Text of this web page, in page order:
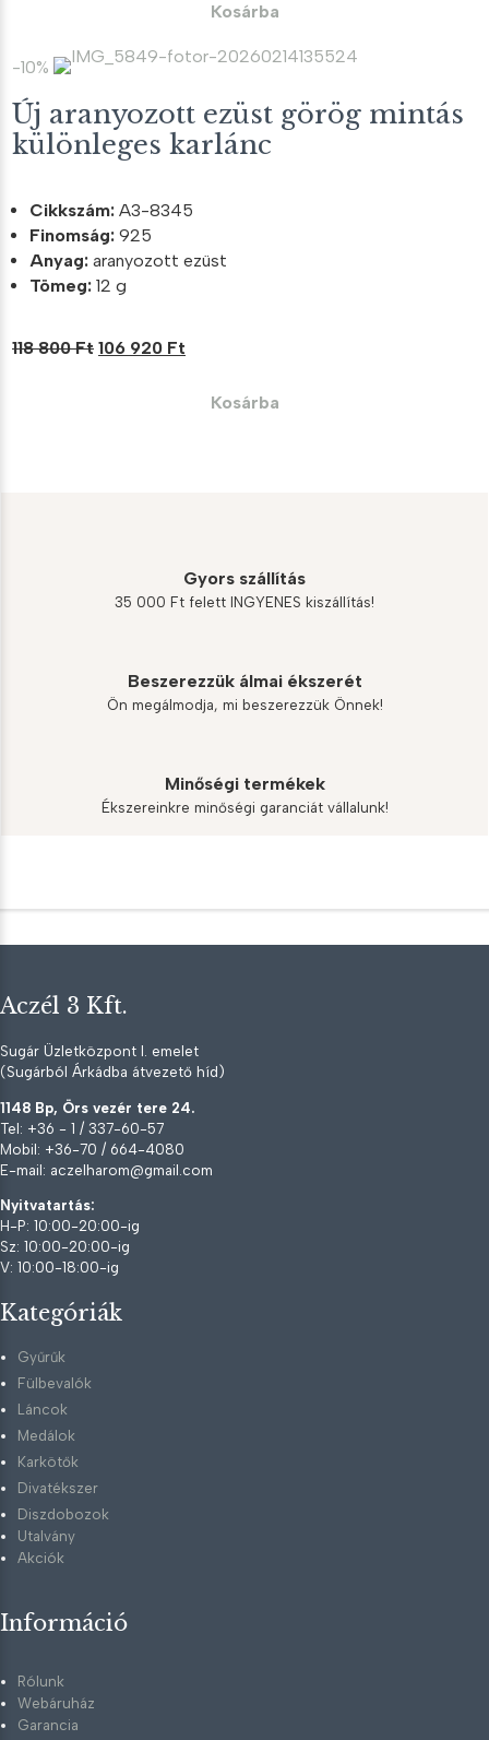
400 Ft. 160 Ft.
Kosárba
-10%
Új aranyozott ezüst görög mintás
különleges karlánc
Cikkszám: A3-8345
Finomság: 925
Anyag: aranyozott ezüst
Tömeg: 12 g
118 800Ft Original
106 920 Ft
Kosárba
Gyors szállítás
35 000 Ft felett INGYENES kiszállítás!
Beszerezzük álmai ékszerét
Ön megálmodja, mi beszerezzük Önnek!
Minőségi termékek
Ékszereinkre minőségi garanciát vállalunk!
Aczél 3 Kft.
Sugár Üzletközpont I. emelet
(Sugárból Árkádba átvezető híd)
1148 Bp, Örs vezér tere 24.
Tel: +36 - 1 / 337-60-57
Mobil: +36-70 / 664-4080
E-mail: aczelharom@gmail.com
Nyitvatartás:
H-P: 10:00-20:00-ig
Sz: 10:00-20:00-ig
V: 10:00-18:00-ig
Kategóriák
Gyűrűk
Fülbevalók
Láncok
Medálok
Karkötők
Divatékszer
Diszdobozok
Utalvány
Akciók
Információ
Rólunk
Webáruház
Garancia